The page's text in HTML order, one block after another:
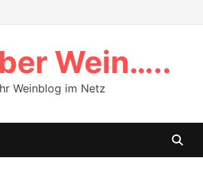
Wein…..
Weinblog im Netz